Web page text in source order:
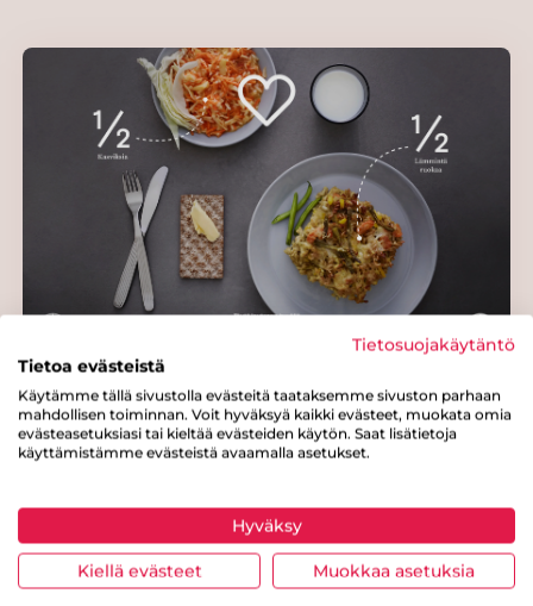
Tiedottaminen
Tietosuojakäytäntö
Tietoa evästeistä
Käytämme tällä sivustolla evästeitä taataksemme sivuston parhaan
mahdollisen toiminnan. Voit hyväksyä kaikki evästeet, muokata omia
evästeasetuksiasi tai kieltää evästeiden käytön. Saat lisätietoja
käyttämistämme evästeistä avaamalla asetukset.
Hyväksy
Kiellä evästeet Muokkaa asetuksia